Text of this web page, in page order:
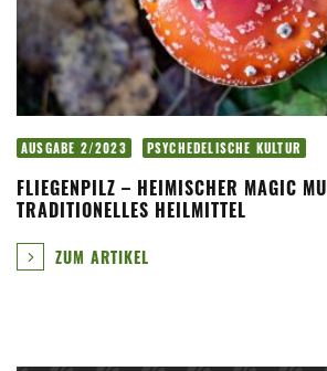
AUSGABE 2/2023 PSYCHEDELISCHE KULTUR
FLIEGENPILZ – HEIMISCHER MAGIC
TRADITIONELLES HEILMITTEL
ZUM ARTIKEL